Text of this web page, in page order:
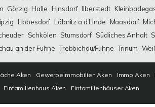
Görzig Halle Hinsdorf Ilberstedt
Libbesdorf Löbnitz a.d.Linde Maasdorf
Schkölen Stumsdorf Südliches Anhalt
an der Fuhne Trebbichau/Fuhne Trinum
Aken Gewerbeimmobilien Aken Immo Aken
Einfamilienhaus Aken Einfamilienhäuser Aken